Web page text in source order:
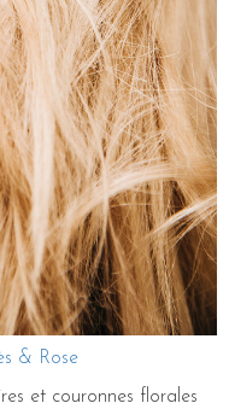
& Rose
et couronnes florales